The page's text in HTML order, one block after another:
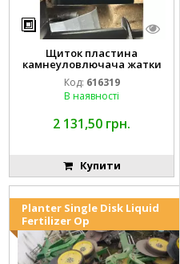
Щиток пластина
камнеуловлючача жатки
FLEX CAT CLAAS
Код: 616319
В наявності
2 131,50 грн.
Купити
Planter Single Disk Liquid
Fertilizer Op